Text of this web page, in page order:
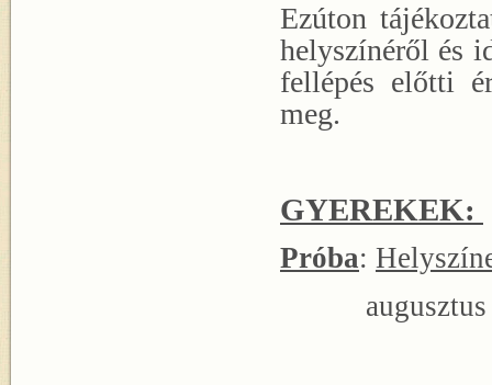
Ezúton
helyszínéről és
fellépés előtti
meg.
GYEREKEK:
Próba: